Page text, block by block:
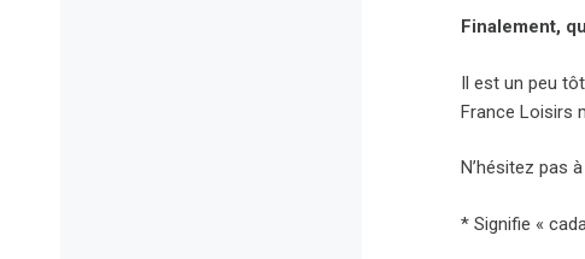
Finalement,
Il est un peu
France Loisirs
N’hésitez pas
* Signifie «